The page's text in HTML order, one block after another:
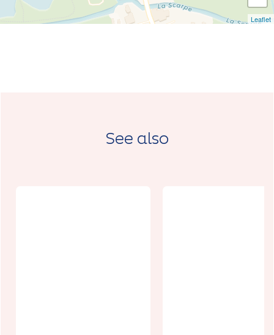
Leaflet
See also